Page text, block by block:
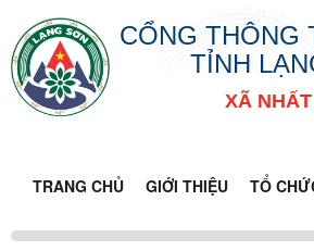
CỔNG THÔNG
TỈNH
XÃ
TRANG CHỦ GIỚI THIỆU TỔ